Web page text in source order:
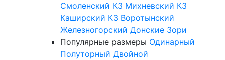
Смоленский КЗ Михневский КЗ
Каширский КЗ Воротынский
Железногорский Донские Зори
Популярные размеры Одинарный
Полуторный Двойной